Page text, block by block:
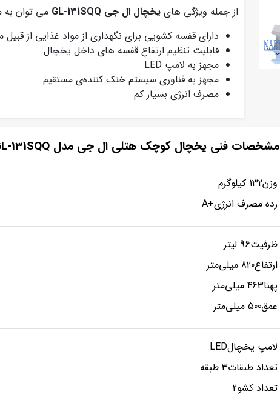
از جمله ویژگی های یخچال ال جی GL-131SQQ
می توان به
دارای قفسه کشویی برای نگهداری از مواد غذایی از
قابلیت تنظیم ارتفاع قفسه های داخل یخچال
مجهز به لامپ LED
مجهز به فناوری سیستم خنک کننده‌ی مستقیم
مصرف انرژی بسیار کم
مشخصات فنی یخچال کوچک هتلی ال جی مدل GL-131SQQ
وزن132 کیلوگرم
رده مصرف انرژی+A
ظرفيت96 لیتر
ارتفاع820 میلی‌متر
پهنا463 میلی‌متر
عمق500 میلی‌متر
لامپ يخچالLED
تعداد طبقات3 طبقه
تعداد کشو2